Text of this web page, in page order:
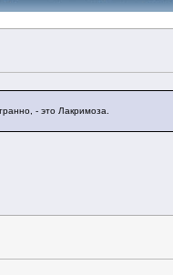
- это Лакримоза.